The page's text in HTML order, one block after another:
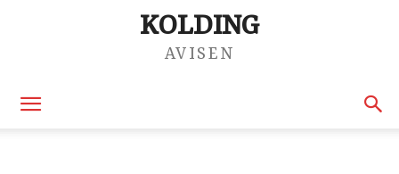
KOLDING
AVISEN